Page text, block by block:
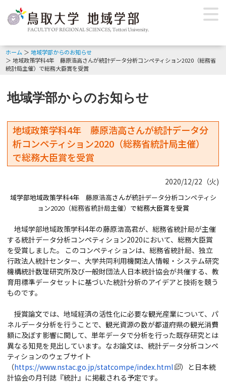
ホーム
地域学部からのお知らせ
地域政策学科4年 藤原浩高さんが統計データ分析コンペティション2020（総務省
統計局主催）で総務大臣賞を受賞
地域学部からのお知らせ
地域政策学科4年 藤原浩高さんが統計データ分
析コンペティション2020（総務省統計局主催）
で総務大臣賞を受賞
2020/12/22（火)
域学部地域政策学科4年 藤原浩高さんが統計データ分析コンペティシ
ョン2020（総務省統計局主催） で総務大臣賞を受賞
地域学部地域政策学科4年の藤原浩高君が、総務省統計局が主催
する統計データ分析コンペティション2020において、総務大臣賞
を受賞しました。
このコンペティションは、総務省統計局、独立
行政法人統計センター、大学共同利用機関法人情報・システム研究
機構統計数理研究所及び一般財団法人日本統計協会が共催する、教
育用標準データセットに基づいた統計分析のアイデアと技術を競う
ものです。
授賞論文では、地域経済の活性化に必要な観光産業について、パ
ネルデータ分析を行うことで、観光資源の数が都道府県の観光消費
額に及ぼす影響に関して、単年データで分析を行った既存研究とは
異なる知見を見出しています。なお論文は、統計データ分析コンペ
ティションのウェブサイト
（https://www.nstac.go.jp/statcompe/index.html
）と日本統
計協会の月刊誌『統計』に掲載される予定です。